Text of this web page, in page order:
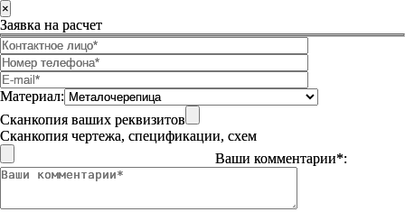
×
Заявка на расчет
Материал:
Сканкопия ваших реквизитов
Сканкопия чертежа, спецификации, схем
Ваши комментарии*: